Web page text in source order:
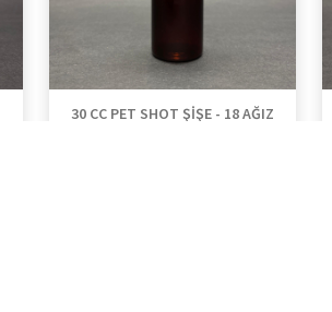
30 CC PET SHOT ŞİŞE - 18 AĞIZ